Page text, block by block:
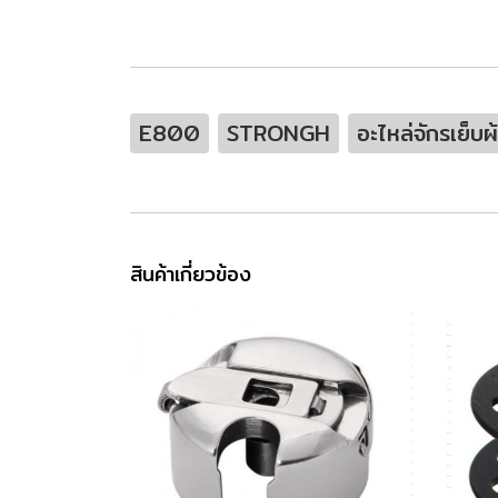
E800 STRONGH อะไหล่จักรเย็บ
สินค้าเกี่ยวข้อง